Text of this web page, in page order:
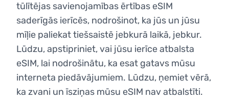
tūlītējas savienojamības ērtības eSIM
saderīgās ierīcēs, nodrošinot, ka jūs un jūsu
mīļie paliekat tiešsaistē jebkurā laikā, jebkur.
Lūdzu, apstipriniet, vai jūsu ierīce atbalsta
eSIM, lai nodrošinātu, ka esat gatavs mūsu
interneta piedāvājumiem. Lūdzu, ņemiet vērā,
ka zvani un īsziņas mūsu eSIM nav atbalstīti.